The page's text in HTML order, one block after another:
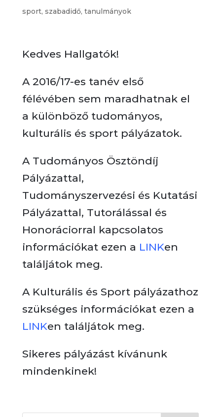
sport, szabadidő, tanulmányok
Kedves Hallgatók!
A 2016/17-es tanév első
félévében sem maradhatnak el
a különböző tudományos,
kulturális és sport pályázatok.
A Tudományos Ösztöndíj
Pályázattal,
Tudományszervezési és Kutatási
Pályázattal, Tutorálással és
Honoráciorral kapcsolatos
információkat ezen a LINKen
találjátok meg.
A Kulturális és Sport pályázathoz
szükséges információkat ezen a
LINKen találjátok meg.
Sikeres pályázást kívánunk
mindenkinek!